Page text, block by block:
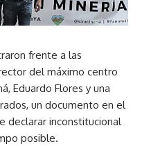
frente a las
del máximo centro
Eduardo Flores y una
un documento en el
declarar inconstitucional
posible.